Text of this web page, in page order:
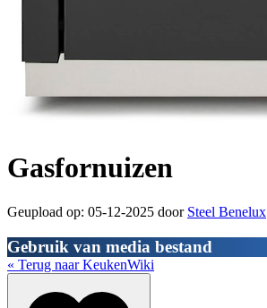
Gasfornuizen
Geupload op: 05-12-2025 door Steel Benelux
Gebruik van media bestand
« Terug naar KeukenWiki